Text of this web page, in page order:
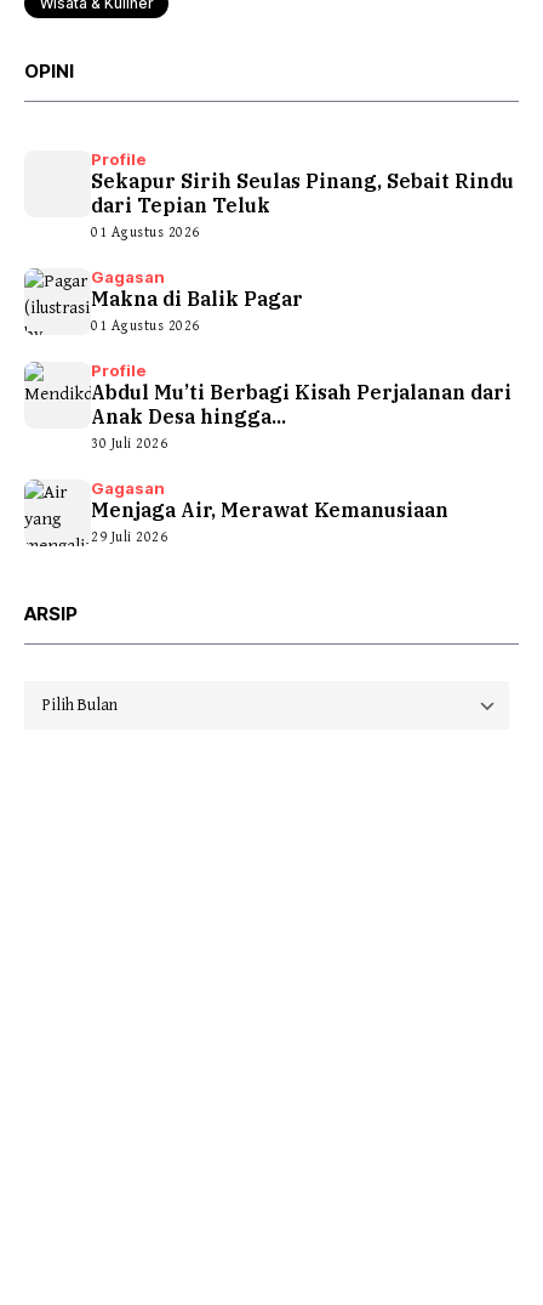
OPINI
Profile
Sekapur Sirih Seulas Pinang, Sebait Rindu
dari Tepian Teluk
01 Agustus 2026
Gagasan
Makna di Balik Pagar
01 Agustus 2026
Profile
Abdul Mu’ti Berbagi Kisah Perjalanan dari
Anak Desa hingga...
30 Juli 2026
Gagasan
Menjaga Air, Merawat Kemanusiaan
29 Juli 2026
ARSIP
Arsip